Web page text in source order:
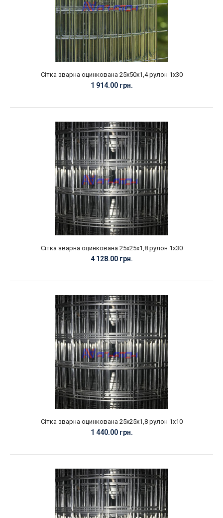
Сітка зварна оцинкована 25х50х1,4 рулон 1х30
1 914.00 грн.
Сітка зварна оцинкована 25х25х1,8 рулон 1х30
4 128.00 грн.
Сітка зварна оцинкована 25х25х1,8 рулон 1х10
1 440.00 грн.